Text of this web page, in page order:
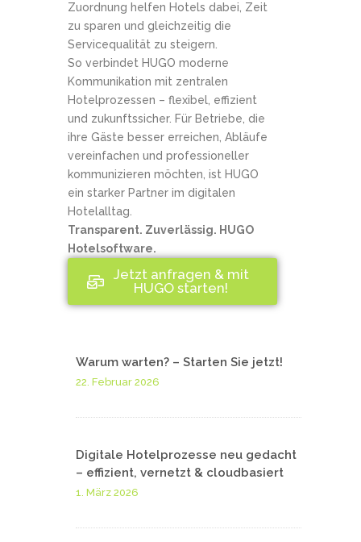
Zuordnung helfen Hotels dabei, Zeit
zu sparen und gleichzeitig die
Servicequalität zu steigern.
So verbindet HUGO moderne
Kommunikation mit zentralen
Hotelprozessen – flexibel, effizient
und zukunftssicher. Für Betriebe, die
ihre Gäste besser erreichen, Abläufe
vereinfachen und professioneller
kommunizieren möchten, ist HUGO
ein starker Partner im digitalen
Hotelalltag.
Transparent. Zuverlässig. HUGO
Hotelsoftware.
Jetzt anfragen & mit
HUGO starten!
Warum warten? – Starten Sie jetzt!
22. Februar 2026
Digitale Hotelprozesse neu gedacht
– effizient, vernetzt & cloudbasiert
1. März 2026